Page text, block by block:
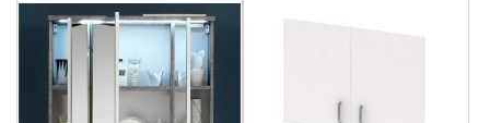
ŠTÝL
MIESTNOSŤ